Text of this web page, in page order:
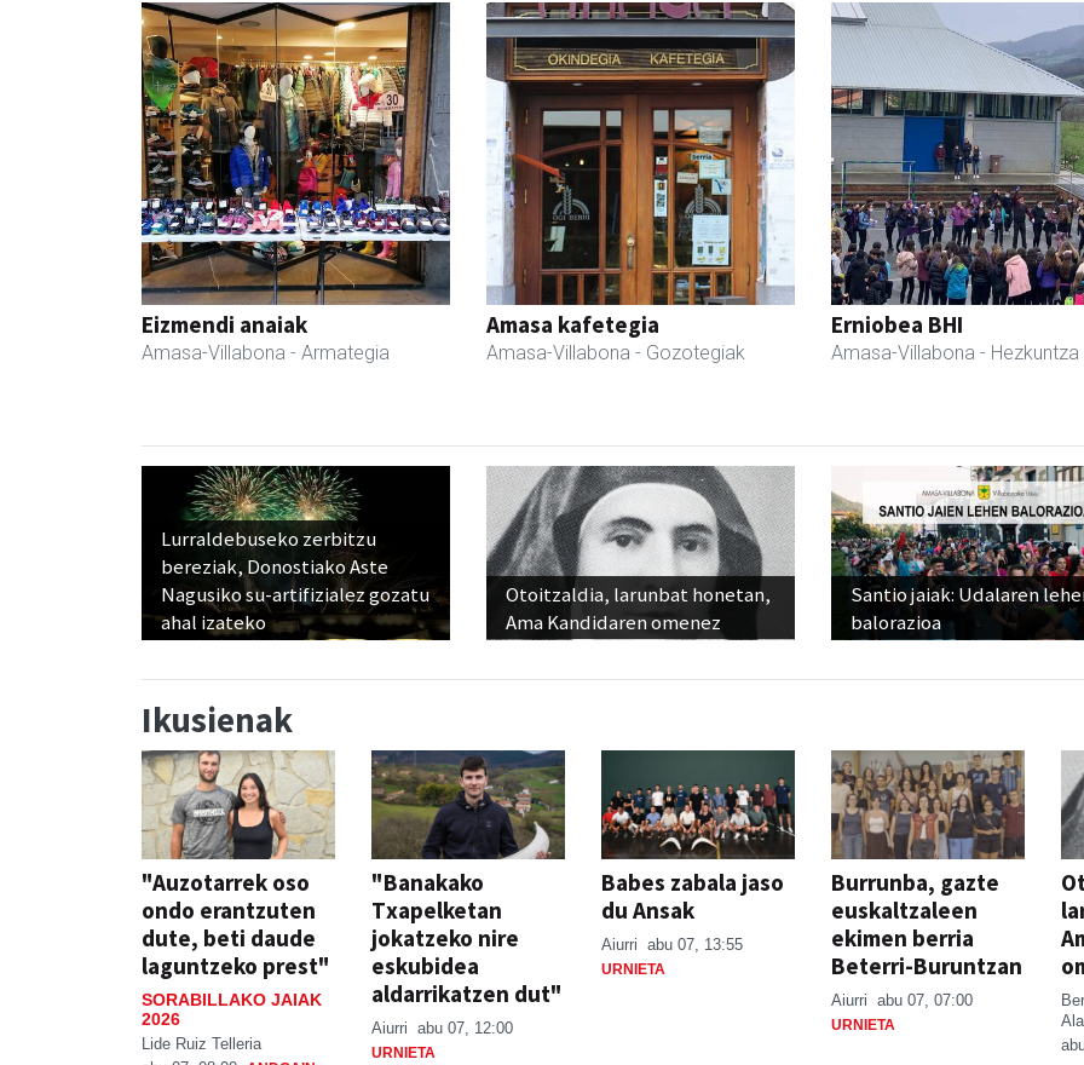
Eizmendi anaiak
Amasa-Villabona - Armategia
Amasa kafetegia
Amasa-Villabona - Gozotegiak
Erniobea BHI
Amasa-Villabona - Hezkuntza
Lurraldebuseko zerbitzu
bereziak, Donostiako Aste
Nagusiko su-artifizialez gozatu
ahal izateko
Otoitzaldia, larunbat honetan,
Ama Kandidaren omenez
Santio jaiak: Udalaren
balorazioa
Ikusienak
"Auzotarrek oso
ondo erantzuten
dute, beti daude
laguntzeko prest"
SORABILLAKO JAIAK
2026
Lide Ruiz Telleria
"Banakako
Txapelketan
jokatzeko nire
eskubidea
aldarrikatzen dut"
Aiurri abu 07, 12:00
URNIETA
Babes zabala jaso
du Ansak
Aiurri abu 07, 13:55
URNIETA
Burrunba, gazte
euskaltzaleen
ekimen berria
Beterri-Buruntzan
Aiurri abu 07, 07:00
URNIETA